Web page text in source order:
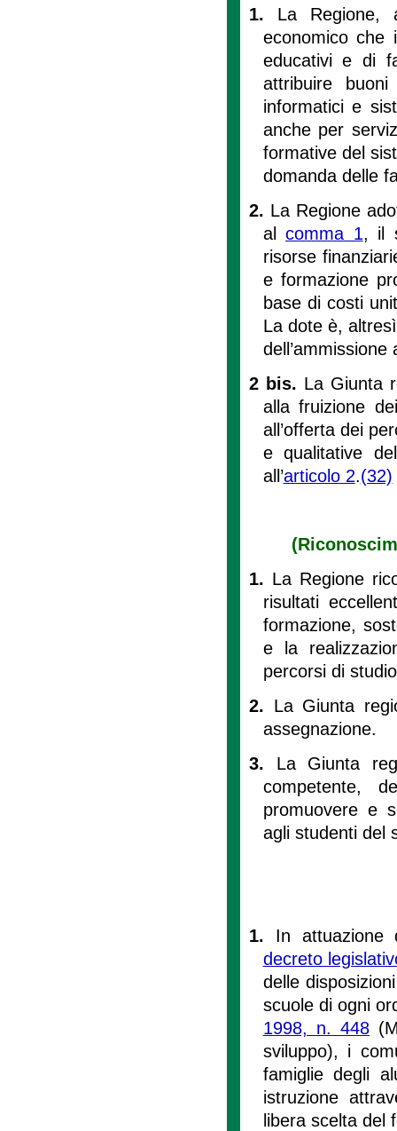
1. La Regione,
economico che
educativi e di
attribuire
informatici e
anche per
formative del
domanda delle
2. La Regione
alcomma 1, il
risorse
e formazione
base di costi
La dote è,
dell’ammissione
2 bis. La Giunta
alla fruizione
all’offerta dei
e qualitative
all’articolo 2.(32)
1. La Regione
risultati
formazione,
e la
percorsi di
2. La Giunta
assegnazione.
3. La Giunta
competente,
promuovere e
agli studenti del
1. In attuazione
decreto
delle
scuole di ogni
1998, n. 448
sviluppo), i
famiglie degli
istruzione
libera scelta del